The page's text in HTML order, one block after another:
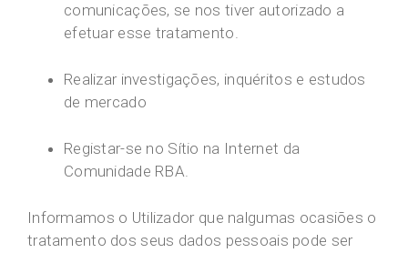
comunicações, se nos tiver autorizado a
efetuar esse tratamento.
Realizar investigações, inquéritos e estudos
de mercado
Registar-se no Sítio na Internet da
Comunidade RBA.
Informamos o Utilizador que nalgumas ocasiões o
tratamento dos seus dados pessoais pode ser